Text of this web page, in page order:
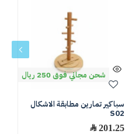
شحن مجاني فوق 250 ريال
سباكير تمارين مطابقة الاشكال
S02
201.25 ﷼